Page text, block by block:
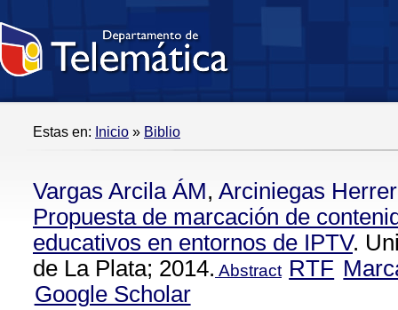
Estas en: Inicio » Biblio
Vargas Arcila ÁM, Arciniegas
Propuesta de marcación de
educativos en entornos de IPTV.
de La Plata; 2014. Abstract RTF
Google Scholar